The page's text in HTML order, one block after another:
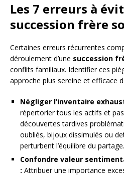
Les 7 erreurs à
succession frère
Certaines erreurs récurrentes
déroulement d’une succession
conflits familiaux. Identifier ces
approche plus sereine et efficace
Négliger l’inventaire
répertorier tous les actifs et
découvertes tardives
oubliés, bijoux dissimulés ou
perturbent l’équilibre du partage.
Confondre valeur
: Attribuer une importance